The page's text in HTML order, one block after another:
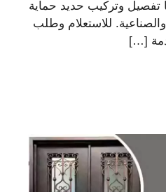
وتركيب حديد حماية
للاستعلام وطلب
[…]